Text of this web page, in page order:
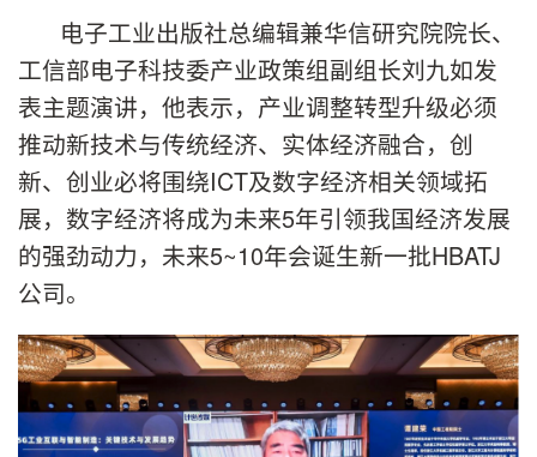
电子工业出版社总编辑兼华信研究院院长、
工信部电子科技委产业政策组副组长刘九如发
表主题演讲，他表示，产业调整转型升级必须
推动新技术与传统经济、实体经济融合，创
新、创业必将围绕ICT及数字经济相关领域拓
展，数字经济将成为未来5年引领我国经济发展
的强劲动力，未来5~10年会诞生新一批HBATJ
公司。